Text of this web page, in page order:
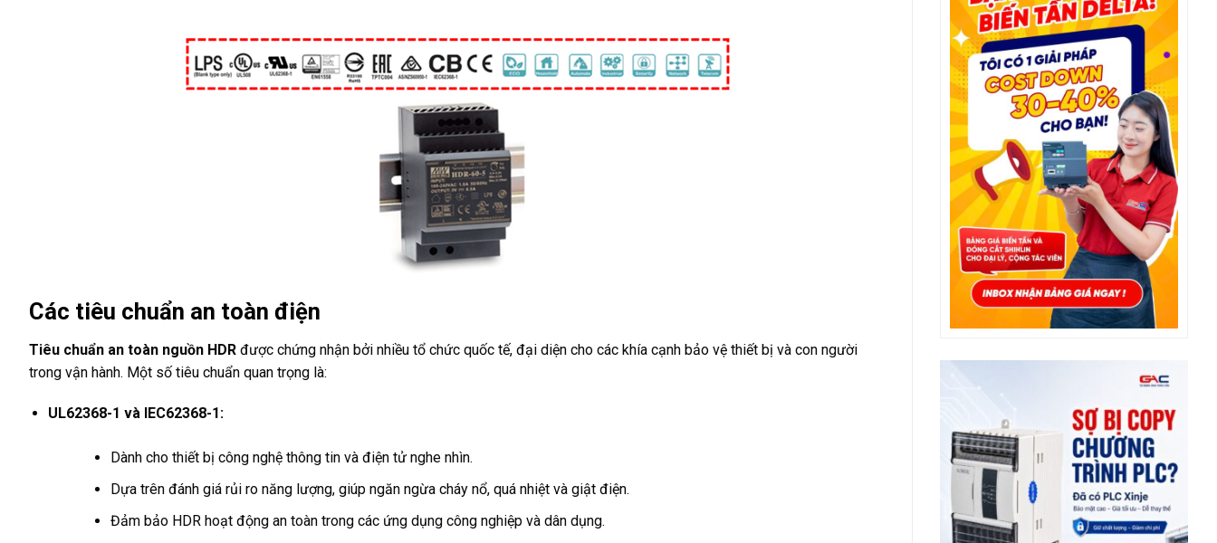
Các tiêu chuẩn an toàn điện
Tiêu chuẩn an toàn nguồn HDR được chứng nhận bởi nhiều tổ chức quốc tế, đại diện cho các khía cạnh bảo vệ thiết bị và con người
trong vận hành. Một số tiêu chuẩn quan trọng là:
UL62368-1 và IEC62368-1:
Dành cho thiết bị công nghệ thông tin và điện tử nghe nhìn.
Dựa trên đánh giá rủi ro năng lượng, giúp ngăn ngừa cháy nổ, quá nhiệt và giật điện.
Đảm bảo HDR hoạt động an toàn trong các ứng dụng công nghiệp và dân dụng.